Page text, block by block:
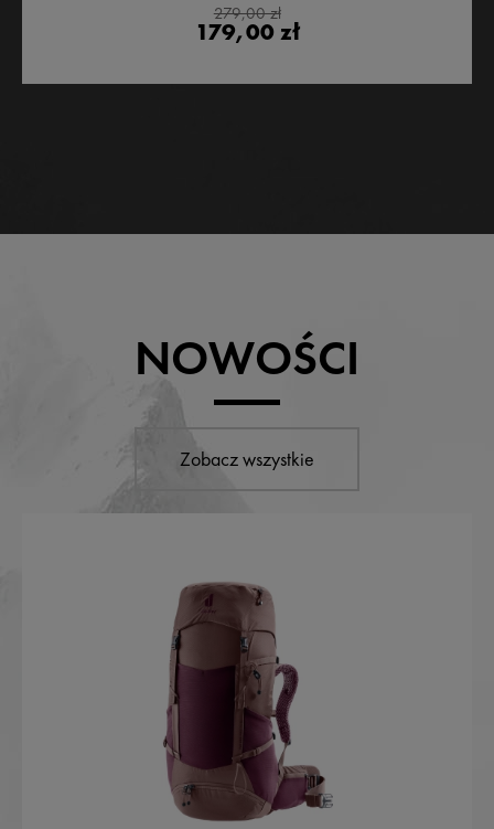
279,00 zł
179,00 zł
NOWOŚCI
Zobacz wszystkie